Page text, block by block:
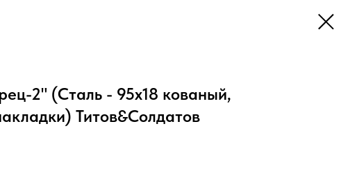
2" (Сталь - 95х18 кованый,
Титов&Солдатов